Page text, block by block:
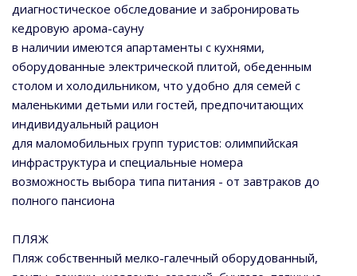
диагностическое обследование и забронировать
кедровую арома-сауну
в наличии имеются апартаменты с кухнями,
оборудованные электрической плитой, обеденным
столом и холодильником, что удобно для семей с
маленькими детьми или гостей, предпочитающих
индивидуальный рацион
для маломобильных групп туристов: олимпийская
инфраструктура и специальные номера
возможность выбора типа питания - от завтраков до
полного пансиона
ПЛЯЖ
Пляж собственный мелко-галечный оборудованный,